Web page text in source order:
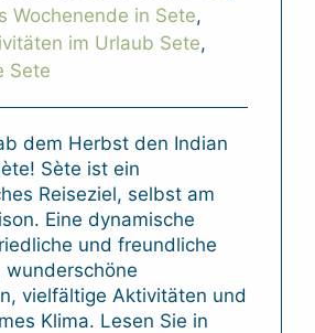
Wochenende in Sete,
im Urlaub Sete,
Sete
dem Herbst den Indian
Sète ist ein
Reiseziel, selbst am
Eine dynamische
und freundliche
wunderschöne
vielfältige Aktivitäten und
Klima. Lesen Sie in